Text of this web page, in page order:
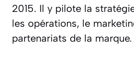
2015. Il y pilote la
les opérations, le
partenariats de la marque.